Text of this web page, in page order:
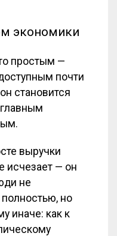
экономики
простым —
почти
становится
выручки
исчезает — он
не
но
иначе: как к